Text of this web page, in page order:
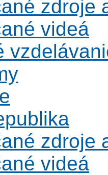
zdroje
videá
zdroje
videá